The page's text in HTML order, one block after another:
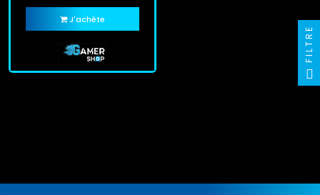
J'achète
FILTRE